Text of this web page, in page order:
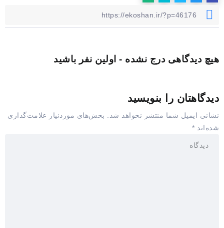
هیچ دیدگاهی درج نشده - اولین نفر باشید
دیدگاهتان را بنویسید
نشانی ایمیل شما منتشر نخواهد شد.
بخش‌های موردنیاز علامت‌گذاری
شده‌اند *